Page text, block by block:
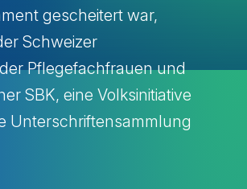
gescheitert war,
Schweizer
Pflegefachfrauen und
SBK, eine Volksinitiative
Unterschriftensammlung